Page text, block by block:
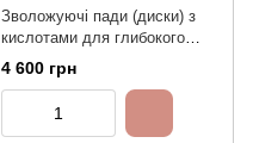
Зволожуючі пади (диски) з
кислотами для глибокого
відновлення шкіри Instytutum
Flawless Pads
4 600 грн